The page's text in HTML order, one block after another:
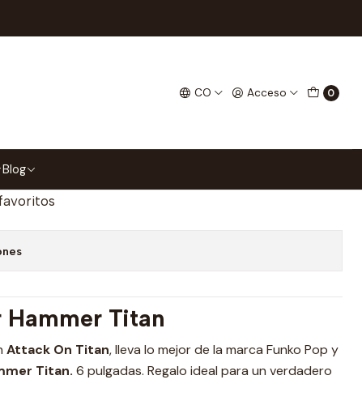
CO Acceso 0
Blog
On Titan 1449
Funko Pop Attack On
al Carrito Comprar ahora
Hammer Titan
Attack On Titan, lleva lo mejor de la marca Funko Pop y
Titan. 6 pulgadas. Regalo ideal para un verdadero